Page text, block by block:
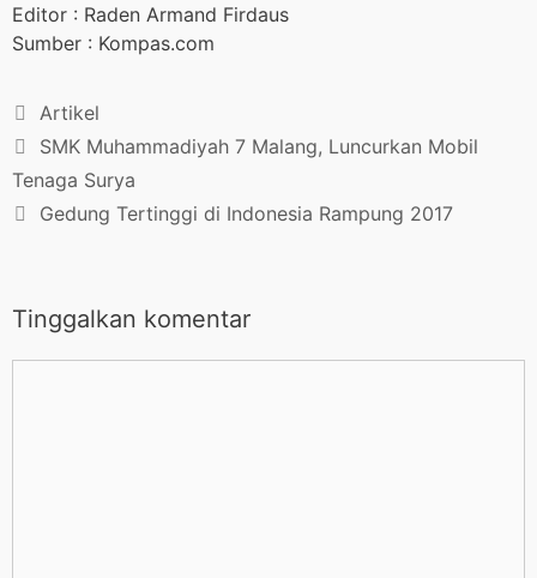
Editor : Raden Armand Firdaus
Sumber : Kompas.com
Artikel
SMK Muhammadiyah 7 Malang, Luncurkan Mobil
Tenaga Surya
Gedung Tertinggi di Indonesia Rampung 2017
Tinggalkan komentar